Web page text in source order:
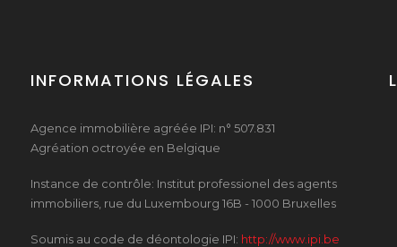
INFORMATIONS LÉGALES
Agence immobilière agréée IPI: n° 507.831
Agréation octroyée en Belgique
Instance de contrôle: Institut professionel des agents
immobiliers, rue du Luxembourg 16B - 1000 Bruxelles
Soumis au code de déontologie IPI: http://www.ipi.be